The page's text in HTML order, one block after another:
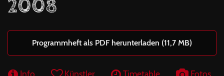
2008
Programmheft als PDF herunterladen (11,7 MB)
Info Künstler Timetable Fotos